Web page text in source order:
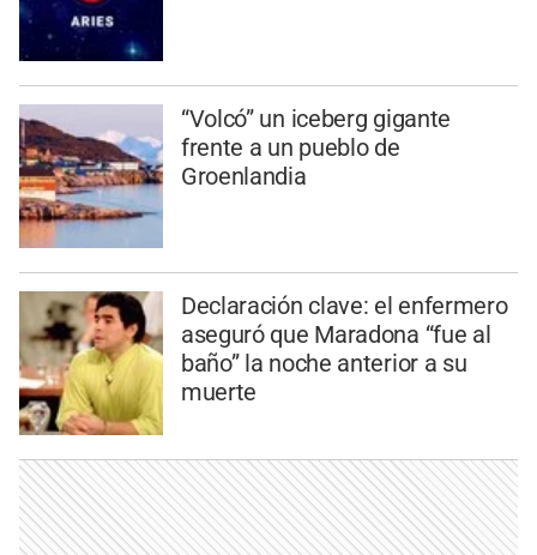
“Volcó” un iceberg gigante
frente a un pueblo de
Groenlandia
Declaración clave: el enfermero
aseguró que Maradona “fue al
baño” la noche anterior a su
muerte